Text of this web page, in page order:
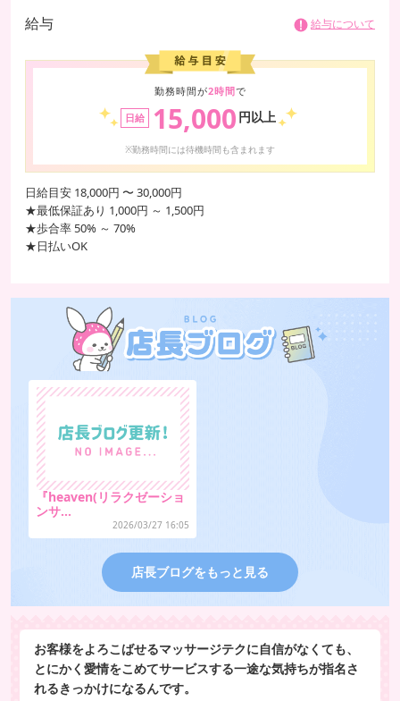
給与 給与について
勤務時間が2時間で
日給 15,000 円以上
※勤務時間には待機時間も含まれます
日給目安 18,000円 〜 30,000円
★最低保証あり 1,000円 ～ 1,500円
★歩合率 50% ～ 70%
★日払いOK
『heaven(リラクゼーショ
ンサ…
2026/03/27 16:05
店長ブログをもっと見る
お客様をよろこばせるマッサージテクに自信がなくても、
とにかく愛情をこめてサービスする一途な気持ちが指名さ
れるきっかけになるんです。